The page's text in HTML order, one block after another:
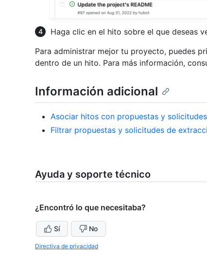
Haga clic en el hito sobre el que deseas
Para administrar mejor tu proyecto, puedes
dentro de un hito. Para más información,
Información adicional
Asociar hitos con propuestas y
Filtrar propuestas y solicitudes de
Ayuda y soporte técnico
¿Encontró lo que necesitaba?
Sí No
Directiva de privacidad